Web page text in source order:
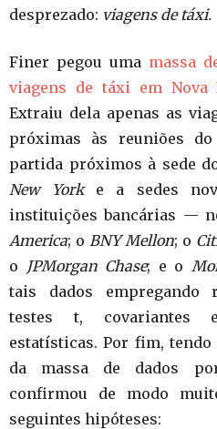
desprezado: viagens de táxi.
Finer pegou uma massa
viagens de táxi em Nova
Extraiu dela apenas as
próximas às reuniões
partida próximos à sede
New Yorke a sedes
instituições bancárias —
America; o BNY Mellon; o
o JPMorgan Chase; e o
tais dados empregando
testes t, covariantes
estatísticas. Por fim,
da massa de dados
confirmou de modo
seguintes hipóteses: